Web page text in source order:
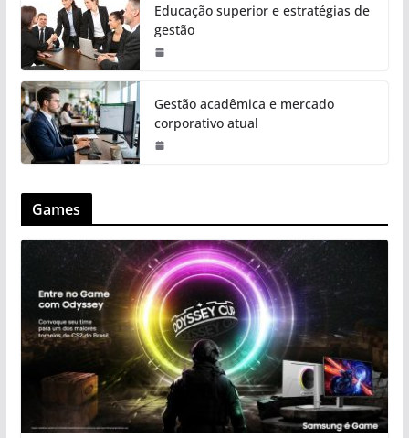
Educação superior e estratégias de
gestão
Gestão acadêmica e mercado
corporativo atual
Games